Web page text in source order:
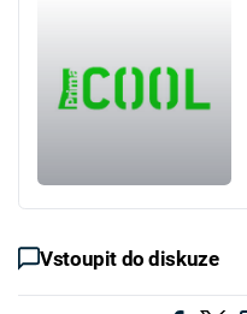
Vstoupit do diskuze